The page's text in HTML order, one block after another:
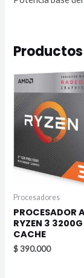
Procesadores
PROCESADOR
RYZEN 3
CACHE
$390.000